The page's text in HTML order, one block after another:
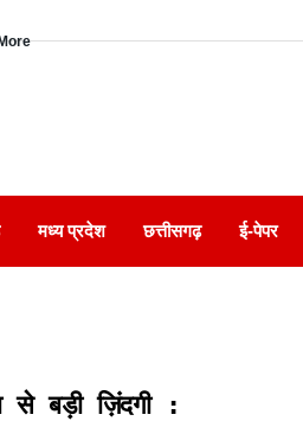
मध्य प्रदेश छत्तीसगढ़ ई-पेपर
से बड़ी ज़िंदगी :